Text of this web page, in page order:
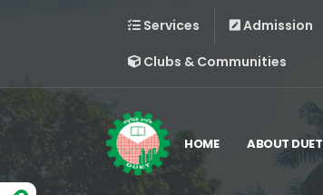
Services Admission
Clubs & Communities
HOME ABOUT DUET